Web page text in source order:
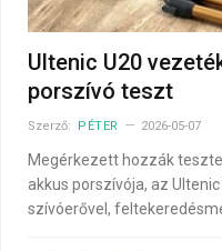
Ultenic U20
porszívó teszt
Szerző: PÉTER 2026-05-07
Megérkezett hozzák
akkus porszívója, az
szívóerővel,